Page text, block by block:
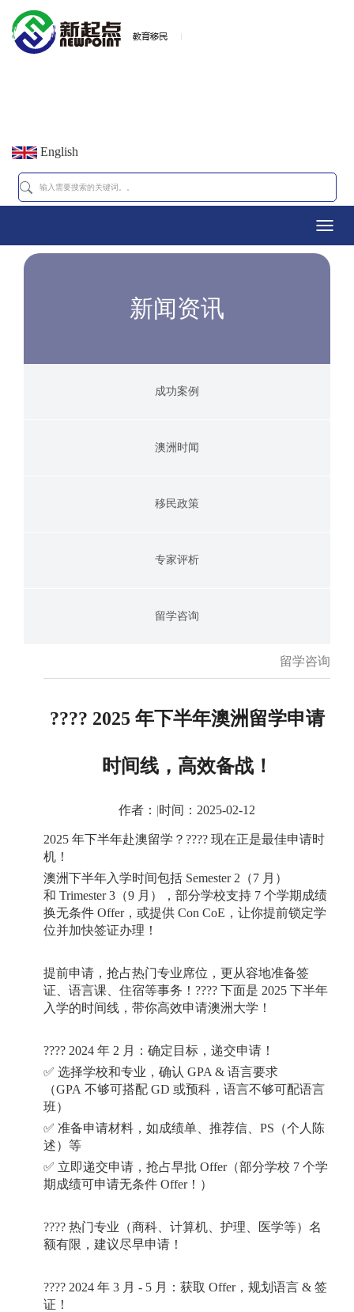
English
新闻资讯
成功案例
澳洲时闻
移民政策
专家评析
留学咨询
留学咨询
???? 2025 年下半年澳洲留学申请
时间线，高效备战！
作者： |时间：2025-02-12
2025 年下半年赴澳留学？ ???? 现在正是最佳申请时
机！
澳洲下半年入学时间包括 Semester 2 （7 月）
和 Trimester 3 （9 月），部分学校支持 7 个学期成绩
换无条件 Offer，或提供 Con CoE ，让你提前锁定学
位并加快签证办理！
提前申请，抢占热门专业席位，更从容地准备签
证、语言课、住宿等事务！ ???? 下面是 2025 下半年
入学的时间线，带你高效申请澳洲大学！
???? 2024 年 2 月：确定目标，递交申请！
✅ 选择学校和专业，确认 GPA & 语言要求
（GPA 不够可搭配 GD 或预科，语言不够可配语言
班）
✅ 准备申请材料，如成绩单、推荐信、 PS （个人陈
述）等
✅ 立即递交申请，抢占早批 Offer（部分学校 7 个学
期成绩可申请无条件 Offer！）
???? 热门专业（商科、计算机、护理、医学等）名
额有限，建议尽早申请！
???? 2024 年 3 月 - 5 月：获取 Offer，规划语言 & 签
证！